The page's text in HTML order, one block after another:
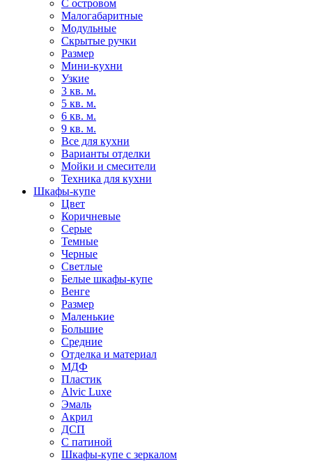
С островом
Малогабаритные
Модульные
Скрытые ручки
Размер
Мини-кухни
Узкие
3 кв. м.
5 кв. м.
6 кв. м.
9 кв. м.
Все для кухни
Варианты отделки
Мойки и смесители
Техника для кухни
Шкафы-купе
Цвет
Коричневые
Серые
Темные
Черные
Светлые
Белые шкафы-купе
Венге
Размер
Маленькие
Большие
Средние
Отделка и материал
МДФ
Пластик
Alvic Luxe
Эмаль
Акрил
ДСП
С патиной
Шкафы-купе с зеркалом